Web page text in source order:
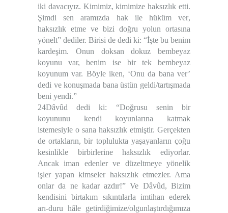
iki davacıyız. Kimimiz, kimimize haksızlık etti.
Şimdi sen aramızda hak ile hüküm ver,
haksızlık etme ve bizi doğru yolun ortasına
yönelt” dediler. Birisi de dedi ki: “İşte bu benim
kardeşim. Onun doksan dokuz bembeyaz
koyunu var, benim ise bir tek bembeyaz
koyunum var. Böyle iken, ‘Onu da bana ver’
dedi ve konuşmada bana üstün geldi/tartışmada
beni yendi.”
24Dâvûd dedi ki: “Doğrusu senin bir
koyununu kendi koyunlarına katmak
istemesiyle o sana haksızlık etmiştir. Gerçekten
de ortakların, bir toplulukta yaşayanların çoğu
kesinlikle birbirlerine haksızlık ediyorlar.
Ancak iman edenler ve düzeltmeye yönelik
işler yapan kimseler haksızlık etmezler. Ama
onlar da ne kadar azdır!” Ve Dâvûd, Bizim
kendisini birtakım sıkıntılarla imtihan ederek
arı-duru hâle getirdiğimize/olgunlaştırdığımıza